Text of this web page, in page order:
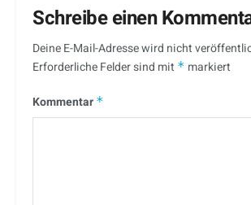
Schreibe einen
Deine E-Mail-Adresse wird nicht
Erforderliche Felder sind mit * markiert
Kommentar *